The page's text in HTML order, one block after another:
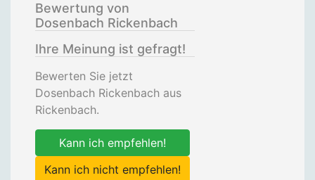
Bewertung von
Dosenbach Rickenbach
Ihre Meinung ist gefragt!
Bewerten Sie jetzt
Dosenbach Rickenbach aus
Rickenbach.
Kann ich empfehlen!
Kann ich nicht empfehlen!